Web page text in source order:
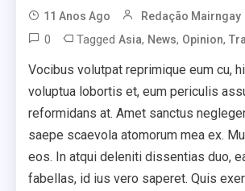
11 Anos Ago Redação Mairngay
0 TaggedAsia, News, Opinion,
Vocibus volutpat reprimique eum cu,
voluptua lobortis et, eum periculis
reformidans at. Amet sanctus
saepe scaevola atomorum mea ex.
eos. In atqui deleniti dissentias duo,
fabellas, id ius vero saperet. Quis